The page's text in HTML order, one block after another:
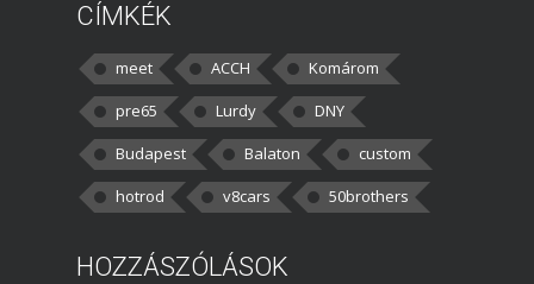
CÍMKÉK
meet ACCH
Komárom
pre65
Lurdy
DNY
Budapest
Balaton
custom
hotrod
v8cars 50brothers
HOZZÁSZÓLÁSOK